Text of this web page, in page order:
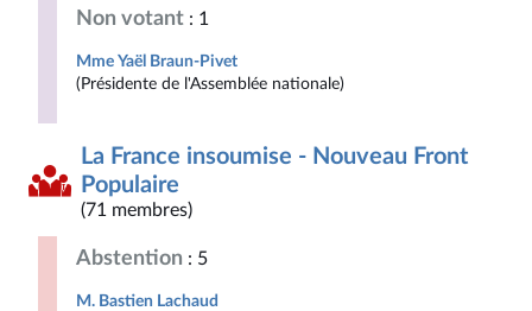
Non votant : 1
Mme Yaël Braun-Pivet
(Présidente de l'Assemblée nationale)
La France insoumise - Nouveau Front
Populaire
(71 membres)
Abstention : 5
M. Bastien Lachaud